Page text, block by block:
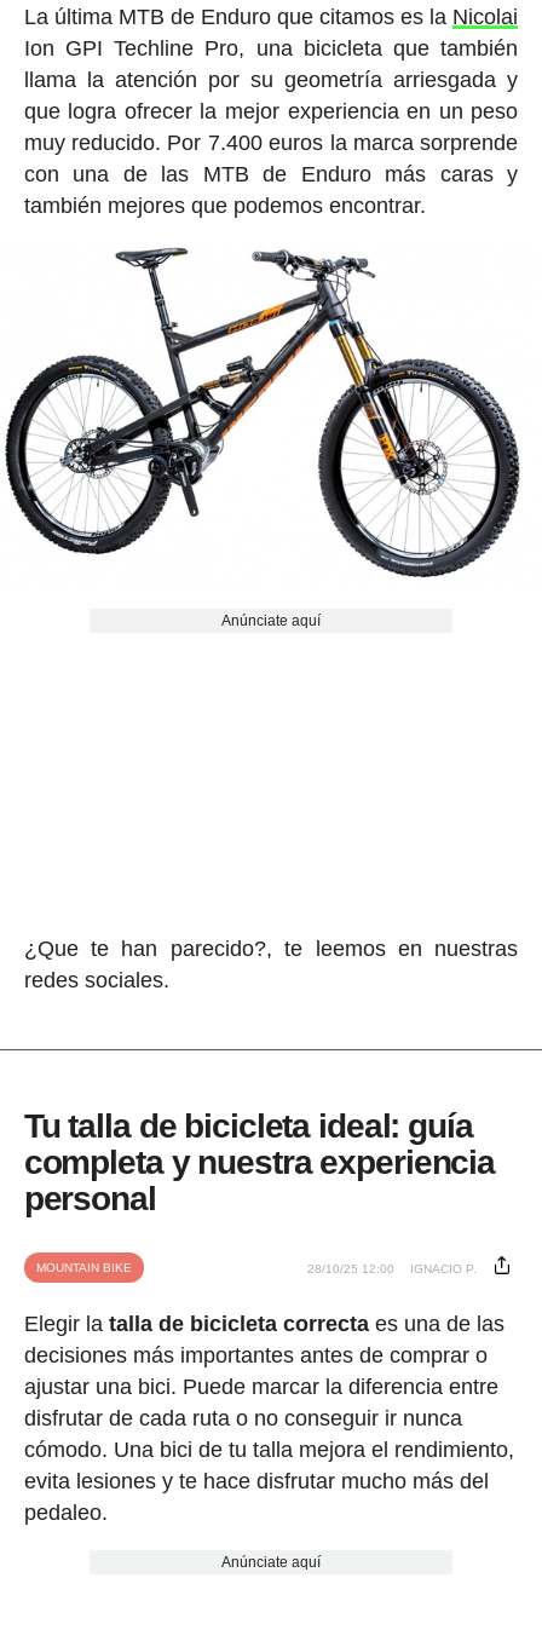
La última MTB de Enduro que citamos es la Nicolai
Ion GPI Techline Pro, una bicicleta que también
llama la atención por su geometría arriesgada y
que logra ofrecer la mejor experiencia en un peso
muy reducido. Por 7.400 euros la marca sorprende
con una de las MTB de Enduro más caras y
también mejores que podemos encontrar.
Anúnciate aquí
¿Que te han parecido?, te leemos en nuestras
redes sociales.
Tu talla de bicicleta ideal: guía
completa y nuestra experiencia
personal
MOUNTAIN BIKE 28/10/25 12:00 IGNACIO P.
Elegir la talla de bicicleta correctaes una de las
decisiones más importantes antes de comprar o
ajustar una bici. Puede marcar la diferencia entre
disfrutar de cada ruta o no conseguir ir nunca
cómodo. Una bici de tu talla mejora el rendimiento,
evita lesiones y te hace disfrutar mucho más del
pedaleo.
Anúnciate aquí